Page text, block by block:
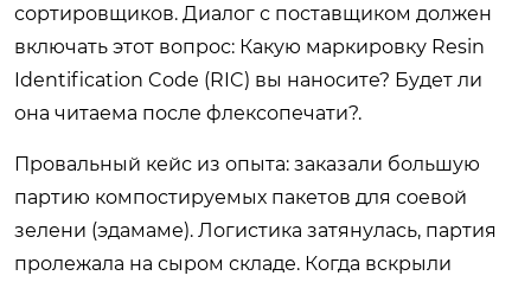
сортировщиков. Диалог с поставщиком должен
включать этот вопрос: Какую маркировку Resin
Identification Code (RIC) вы наносите? Будет ли
она читаема после флексопечати?.
Провальный кейс из опыта: заказали большую
партию компостируемых пакетов для соевой
зелени (эдамаме). Логистика затянулась, партия
пролежала на сыром складе. Когда вскрыли